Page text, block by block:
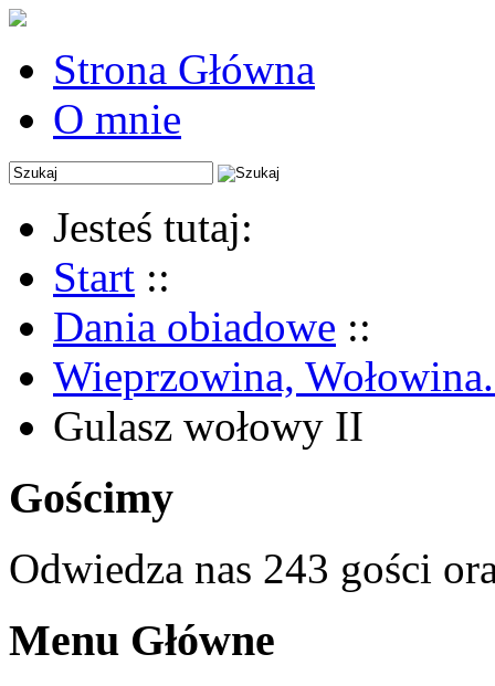
Strona Główna
O mnie
Jesteś tutaj:
Start ::
Dania obiadowe ::
Wieprzowina,
Gulasz wołowy II
Gościmy
Odwiedza nas 243 gości
Menu Główne